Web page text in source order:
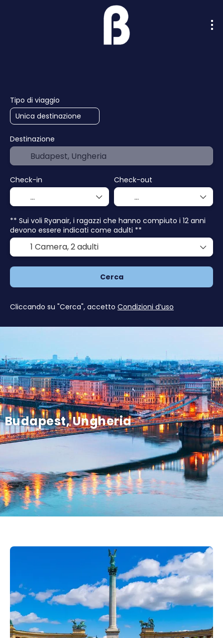
Budapest, Ungheria
Tipo di viaggio
Destinazione
Check-in Check-out
** Sui voli Ryanair, i ragazzi che hanno compiuto i 12 anni
devono essere indicati come adulti **
1 Camera,2 adulti
Cerca
Cliccando su "Cerca", accetto Condizioni d’uso